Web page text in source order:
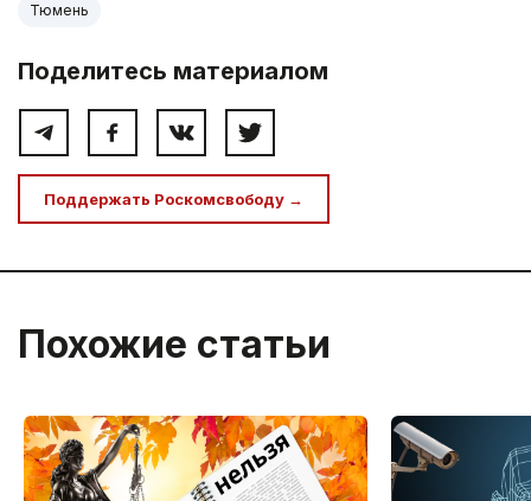
Тюмень
Поделитесь материалом
Поддержать Роскомсвободу →
Похожие статьи